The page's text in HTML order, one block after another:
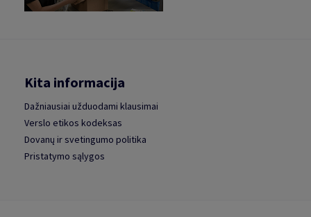
Kita informacija
Dažniausiai užduodami klausimai
Verslo etikos kodeksas
Dovanų ir svetingumo politika
Pristatymo sąlygos